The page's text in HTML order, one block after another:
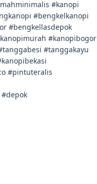
#kanopi
#bengkelkanopi
#bengkellasdepok
#kanopibogor
#tanggakayu
#pintuteralis